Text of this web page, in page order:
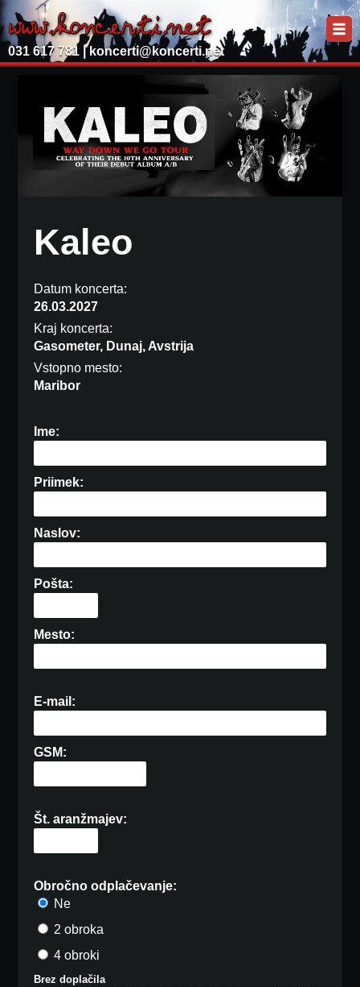
031 617 781 | koncerti@koncerti.net
Kaleo
Datum koncerta:
26.03.2027
Kraj koncerta:
Gasometer, Dunaj, Avstrija
Vstopno mesto:
Maribor
Ime:
Priimek:
Naslov:
Pošta:
Mesto:
E-mail:
GSM:
Št. aranžmajev:
Obročno odplačevanje:
Ne
2 obroka
4 obroki
Brez doplačila